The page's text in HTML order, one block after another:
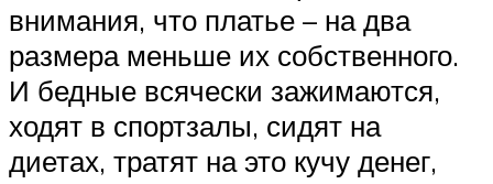
внимания, что платье – на два
размера меньше их собственного.
И бедные всячески зажимаются,
ходят в спортзалы, сидят на
диетах, тратят на это кучу денег,